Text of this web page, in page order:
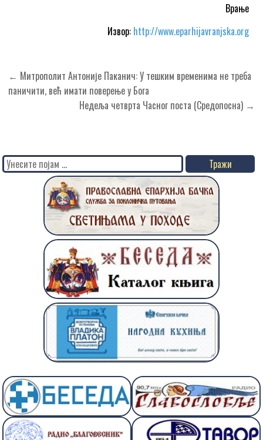
Врање
Извор: http://www.eparhijavranjska.org
Кретање
чланка
← Митрополит Антоније Паканич: У тешким временима не треба
паничити, већ имати поверење у Бога
Недеља четврта Часног поста (Средопосна) →
Search
for: